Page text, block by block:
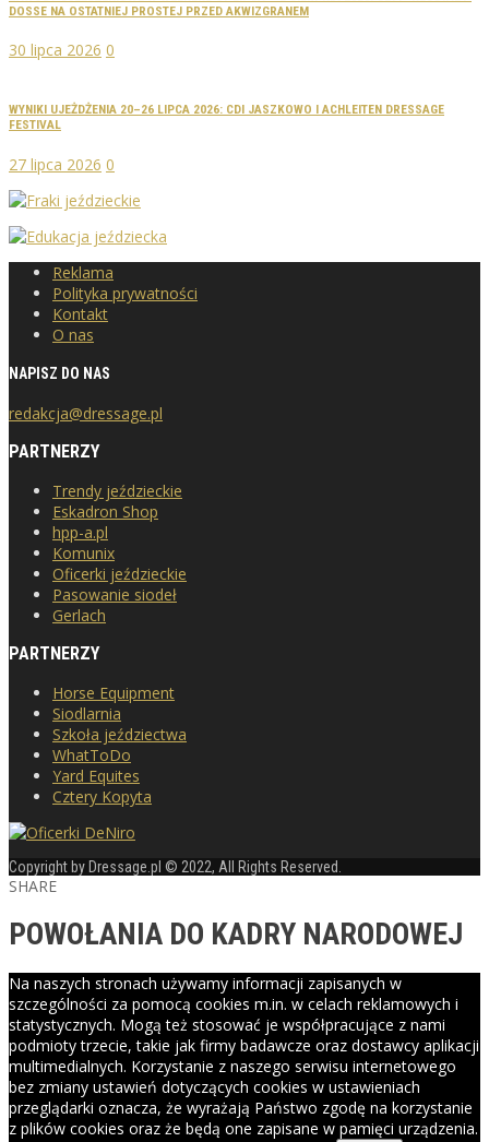
DOSSE NA OSTATNIEJ PROSTEJ PRZED AKWIZGRANEM
30 lipca 2026 0
WYNIKI UJEŻDŻENIA 20–26 LIPCA 2026: CDI JASZKOWO I ACHLEITEN DRESSAGE
FESTIVAL
27 lipca 2026 0
Reklama
Polityka prywatności
Kontakt
O nas
NAPISZ DO NAS
redakcja@dressage.pl
PARTNERZY
Trendy jeździeckie
Eskadron Shop
hpp-a.pl
Komunix
Oficerki jeździeckie
Pasowanie siodeł
Gerlach
PARTNERZY
Horse Equipment
Siodlarnia
Szkoła jeździectwa
WhatToDo
Yard Equites
Cztery Kopyta
Copyright by Dressage.pl © 2022, All Rights Reserved.
SHARE
POWOŁANIA DO KADRY NARODOWEJ
Na naszych stronach używamy informacji zapisanych w
szczególności za pomocą cookies m.in. w celach reklamowych i
statystycznych. Mogą też stosować je współpracujące z nami
podmioty trzecie, takie jak firmy badawcze oraz dostawcy aplikacji
multimedialnych. Korzystanie z naszego serwisu internetowego
bez zmiany ustawień dotyczących cookies w ustawieniach
przeglądarki oznacza, że wyrażają Państwo zgodę na korzystanie
z plików cookies oraz że będą one zapisane w pamięci urządzenia.